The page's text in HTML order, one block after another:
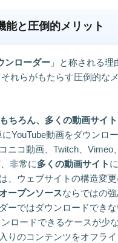
と圧倒的メリット
ンローダー 」と称される理
れらがもたらす圧倒的な
ちろん、多くの動画サイ
YouTube動画をダウンロ
ニコ動画、Twitch、Vimeo
非常に多くの動画サイト
、ウェブサイトの構造変
ープンソースならではの
ーではダウンロードでき
ロードできるケースが少
りのコンテンツをオフラ